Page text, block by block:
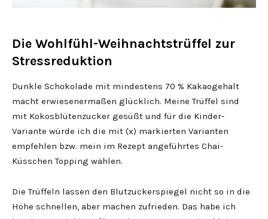
Die Wohlfühl-Weihnachtstrüffel zur
Stressreduktion
Dunkle Schokolade mit mindestens 70 % Kakaogehalt
macht erwiesenermaßen glücklich. Meine Trüffel sind
mit Kokosblütenzucker gesüßt und für die Kinder-
Variante würde ich die mit (x) markierten Varianten
empfehlen bzw. mein im Rezept angeführtes Chai-
Küsschen Topping wählen.
Die Trüffeln lassen den Blutzuckerspiegel nicht so in die
Höhe schnellen, aber machen zufrieden. Das habe ich